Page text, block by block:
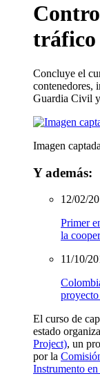
tráfico
Concluye el
contenedores,
Guardia Civil
Imagen
Y además:
12/02/
Primer
la
11/10/
El curso de
estado
Project), un
por la
Instrumento